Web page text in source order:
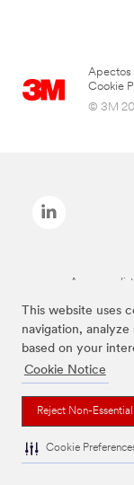
This website uses
navigation,
based on your
Cookie Notice
Reject Non-
Cookie
Apectos
Cookie
© 3M
As marcas